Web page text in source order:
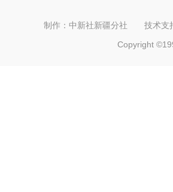
制作：中新社新疆分社 技术
Copyright